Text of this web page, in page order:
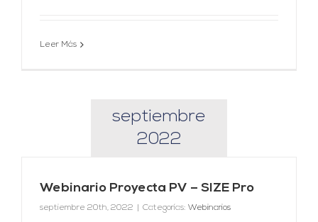
Leer Más
septiembre
2022
Webinario Proyecta PV – SIZE Pro
septiembre 20th, 2022 Categorías: Webinarios